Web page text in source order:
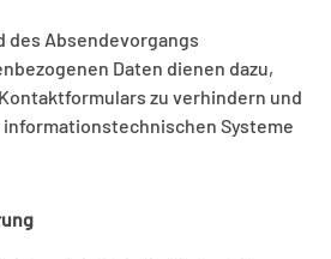
des Absendevorgangs
Daten dienen dazu,
zu verhindern und
Systeme